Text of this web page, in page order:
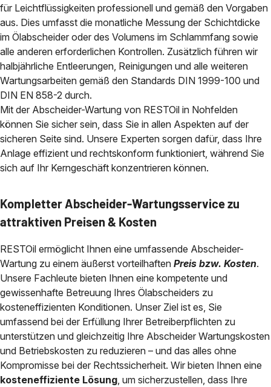
für Leichtflüssigkeiten professionell und gemäß den Vorgaben
aus. Dies umfasst die monatliche Messung der Schichtdicke
im Ölabscheider oder des Volumens im Schlammfang sowie
alle anderen erforderlichen Kontrollen. Zusätzlich führen wir
halbjährliche Entleerungen, Reinigungen und alle weiteren
Wartungsarbeiten gemäß den Standards DIN 1999-100 und
DIN EN 858-2 durch.
Mit der Abscheider-Wartung von RESTOil in Nohfelden
können Sie sicher sein, dass Sie in allen Aspekten auf der
sicheren Seite sind. Unsere Experten sorgen dafür, dass Ihre
Anlage effizient und rechtskonform funktioniert, während Sie
sich auf Ihr Kerngeschäft konzentrieren können.
Kompletter Abscheider-Wartungsservice zu
attraktiven Preisen & Kosten
RESTOil ermöglicht Ihnen eine umfassende Abscheider-
Wartung zu einem äußerst vorteilhaften Preis bzw. Kosten.
Unsere Fachleute bieten Ihnen eine kompetente und
gewissenhafte Betreuung Ihres Ölabscheiders zu
kosteneffizienten Konditionen. Unser Ziel ist es, Sie
umfassend bei der Erfüllung Ihrer Betreiberpflichten zu
unterstützen und gleichzeitig Ihre Abscheider Wartungskosten
und Betriebskosten zu reduzieren – und das alles ohne
Kompromisse bei der Rechtssicherheit. Wir bieten Ihnen eine
kosteneffiziente Lösung, um sicherzustellen, dass Ihre